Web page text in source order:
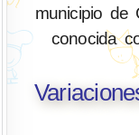
municipio de
conocida